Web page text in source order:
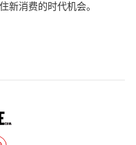
新消费的时代机会。